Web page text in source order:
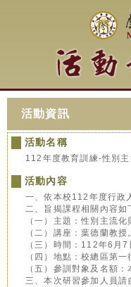
活動資訊
活動名稱
112年度教育訓練-性別
活動內容
一、依本校112年度行政
二、旨揭課程相關內容如
（一）主題：性別主流
（二）講座：葉德蘭教授
（三）時間：112年6月
（四）地點：校總區第一
（五）參訓對象及名額
三、本次研習參加人員請